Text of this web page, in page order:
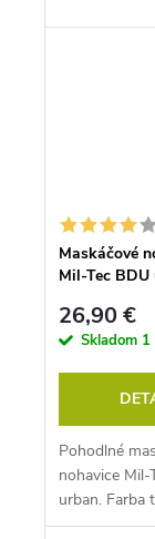
Maskáčové
Mil-Tec BDU
26,90 €
Skladom 1
Pohodlné
nohavice Mil-
urban. Farba
zhoduje s